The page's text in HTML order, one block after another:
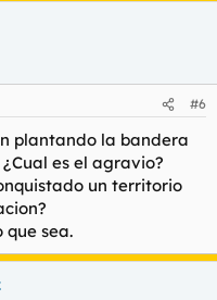
#6
plantando la bandera
es el agravio?
un territorio
que sea.